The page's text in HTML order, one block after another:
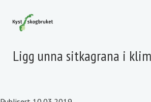
Ligg unna sitkagrana i